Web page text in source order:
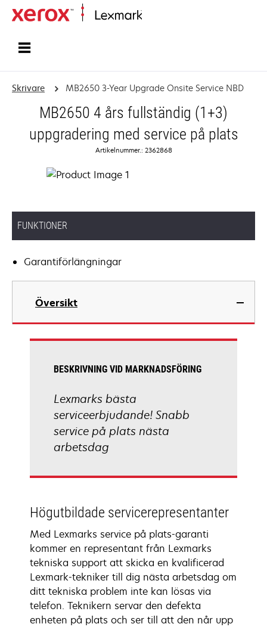
Skrivare MB2650 3-Year Upgrade Onsite Service NBD
MB2650 4 års fullständig (1+3)
uppgradering med service på plats
Artikelnummer.: 2362868
FUNKTIONER
Garantiförlängningar
Översikt
BESKRIVNING VID MARKNADSFÖRING
Lexmarks bästa
serviceerbjudande! Snabb
service på plats nästa
arbetsdag
Högutbildade servicerepresentanter
Med Lexmarks service på plats-garanti
kommer en representant från Lexmarks
tekniska support att skicka en kvalificerad
Lexmark-tekniker till dig nästa arbetsdag om
ditt tekniska problem inte kan lösas via
telefon. Teknikern servar den defekta
enheten på plats och ser till att den når upp